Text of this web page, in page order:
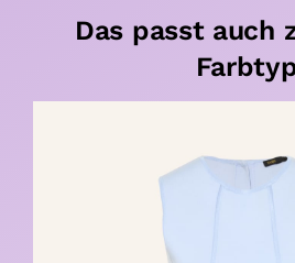
Das passt auch